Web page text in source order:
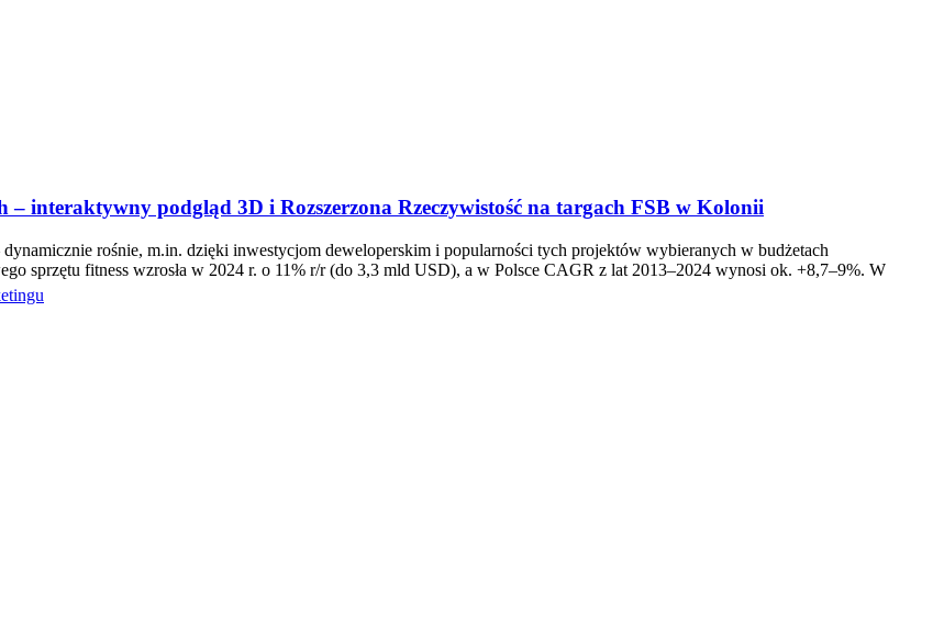
– interaktywny podgląd 3D i Rozszerzona Rzeczywistość na targach FSB w Kolonii
rośnie, m.in. dzięki inwestycjom deweloperskim i popularności tych projektów wybieranych w budżetach
sprzętu fitness wzrosła w 2024 r. o 11% r/r (do 3,3 mld USD), a w Polsce CAGR z lat 2013–2024 wynosi ok. +8,7–9%. W